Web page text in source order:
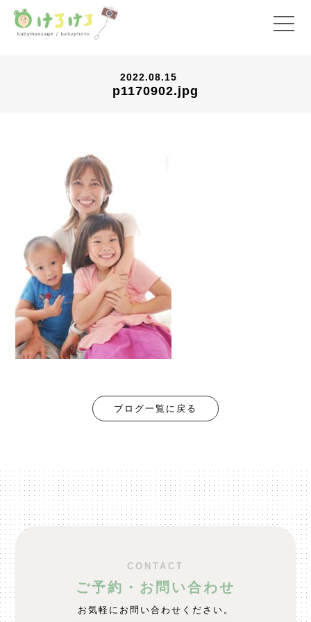
2022.08.15
p1170902.jpg
ブログ一覧に戻る
CONTACT
ご予約・お問い合わせ
お気軽にお問い合わせください。